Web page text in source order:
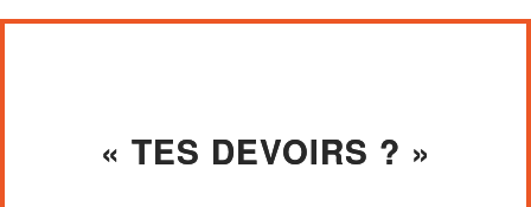
« TES DEVOIRS ? »